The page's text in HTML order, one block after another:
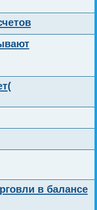
в балансе